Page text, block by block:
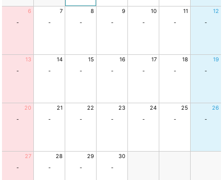
6
-
7
-
8
-
9
-
10
-
11
-
12
-
13
-
14
-
15
-
16
-
17
-
18
-
19
-
20
-
21
-
22
-
23
-
24
-
25
-
26
-
27
-
28
-
29
-
30
-